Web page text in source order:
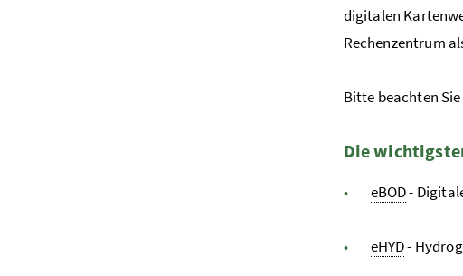
digitalen
Rechenzentrum
Bitte beachten
Die
eBOD-
eHYD-